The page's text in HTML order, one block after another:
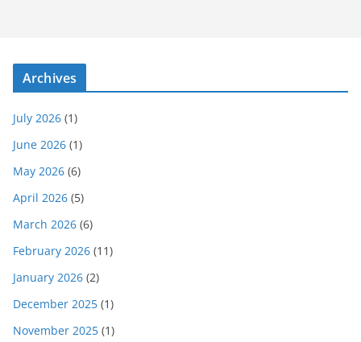
Archives
July 2026 (1)
June 2026 (1)
May 2026 (6)
April 2026 (5)
March 2026 (6)
February 2026 (11)
January 2026 (2)
December 2025 (1)
November 2025 (1)